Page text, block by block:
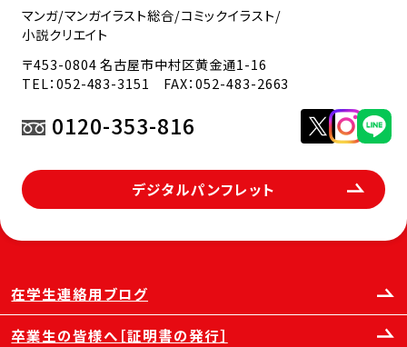
マンガ/マンガイラスト総合/コミックイラスト/
小説クリエイト
〒453-0804 名古屋市中村区黄金通1-16
TEL：052-483-3151 FAX：052-483-2663
0120-353-816
デジタルパンフレット
在学生連絡用ブログ
卒業生の皆様へ［証明書の発行］